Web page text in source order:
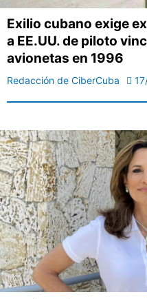
Exilio cubano exige
a EE.UU. de piloto
avionetas en 1996
Redacción de CiberCuba